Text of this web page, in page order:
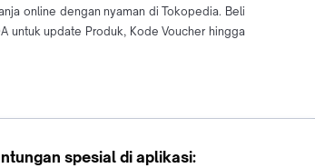
online dengan nyaman di Tokopedia. Beli
untuk update Produk, Kode Voucher hingga
spesial di aplikasi: